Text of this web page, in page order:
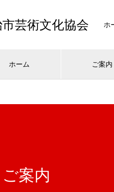
芸術文化協会 ホ
ホーム ご案内
ご案内